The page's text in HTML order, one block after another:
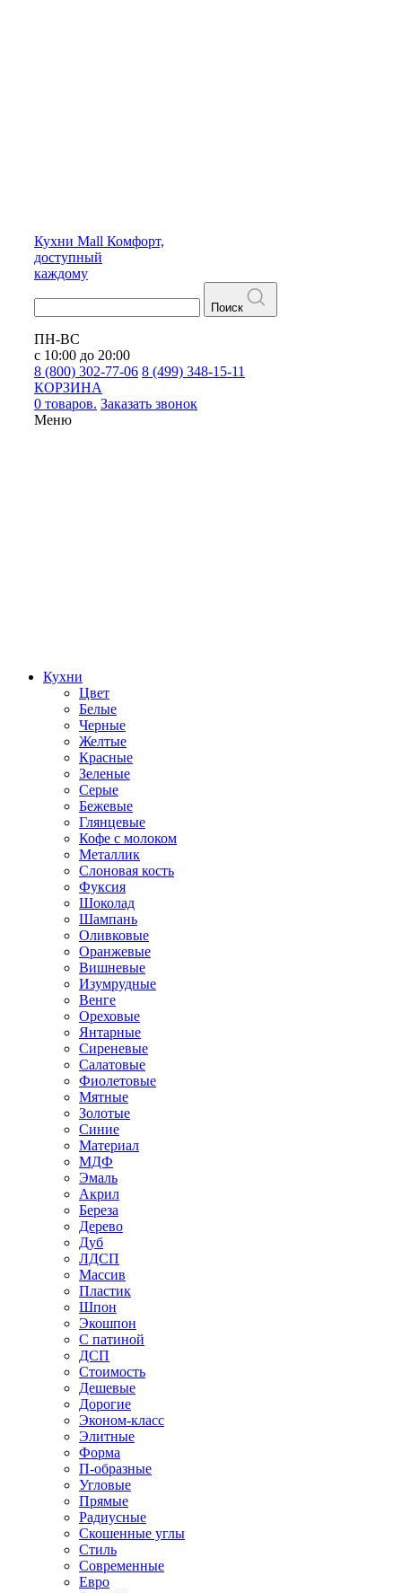
Кухни Mall Комфорт,
доступный
каждому
Поиск
ПН-ВС
с 10:00 до 20:00
8 (800) 302-77-06 8 (499) 348-15-11
КОРЗИНА
0 товаров. Заказать звонок
Меню
Кухни
Цвет
Белые
Черные
Желтые
Красные
Зеленые
Серые
Бежевые
Глянцевые
Кофе с молоком
Металлик
Слоновая кость
Фуксия
Шоколад
Шампань
Оливковые
Оранжевые
Вишневые
Изумрудные
Венге
Ореховые
Янтарные
Сиреневые
Салатовые
Фиолетовые
Мятные
Золотые
Синие
Материал
МДФ
Эмаль
Акрил
Береза
Дерево
Дуб
ЛДСП
Массив
Пластик
Шпон
Экошпон
С патиной
ДСП
Стоимость
Дешевые
Дорогие
Эконом-класс
Элитные
Форма
П-образные
Угловые
Прямые
Радиусные
Скошенные углы
Стиль
Современные
Евро